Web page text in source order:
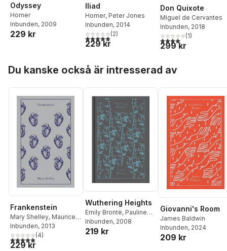
Odyssey
Homer
Inbunden, 2009
229 kr
Iliad
Homer, Peter Jones
Inbunden, 2014
5,0utav 5 stjärnor. Totalt antal röster:
(2)
229 kr
Don Quixote
Miguel de Cervantes
Inbunden, 2018
4,0utav 5 stjärnor.
(1)
299 kr
Du kanske också är intresserad av
Frankenstein
Mary Shelley, Maurice
Hindle
Inbunden, 2013
5,0utav 5 stjärnor. Totalt antal röster:
(4)
229 kr
Wuthering Heights
Emily Brontë, Pauline
Nestor
Inbunden, 2008
219 kr
Giovanni's Room
James Baldwin
Inbunden, 2024
209 kr